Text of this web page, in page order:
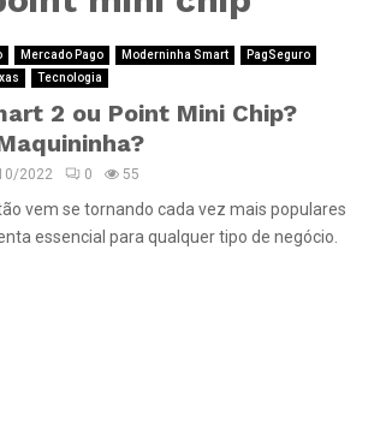
Mercado Pago Moderninha Smart
PagSeguro
Tecnologia
2 ou Point Mini Chip?
2022 0 55
vem se tornando cada vez mais populares
essencial para qualquer tipo de negócio.